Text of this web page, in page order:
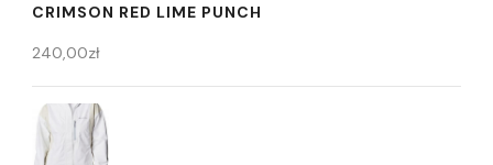
CRIMSON RED LIME PUNCH
240,00zł